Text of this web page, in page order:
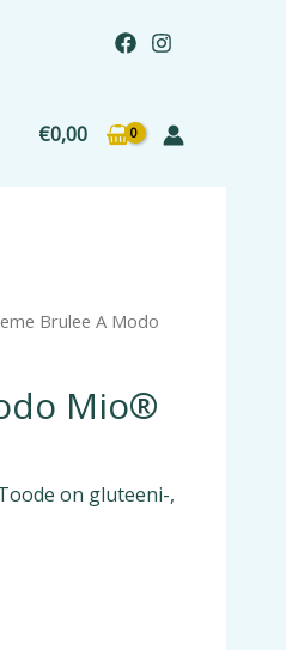
€0,00
Brulee A Modo
Mio®
on gluteeni-,